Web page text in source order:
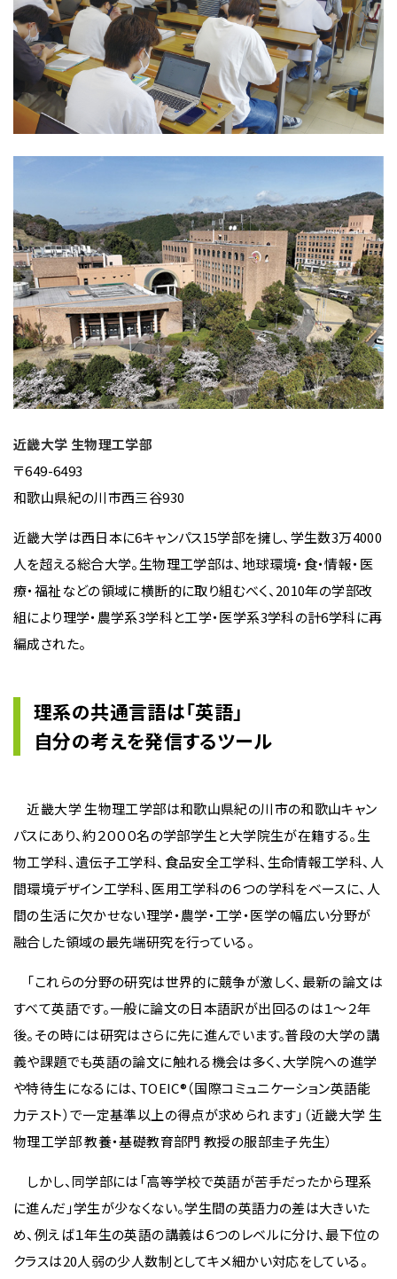
近畿大学 生物理工学部
〒649-6493
和歌山県紀の川市西三谷930
近畿大学は西日本に6キャンパス15学部を擁し、学生数3万4000
人を超える総合大学。生物理工学部は、地球環境・食・情報・医
療・福祉などの領域に横断的に取り組むべく、2010年の学部改
組により理学・農学系3学科と工学・医学系3学科の計6学科に再
編成された。
理系の共通言語は「英語」
自分の考えを発信するツール
近畿大学 生物理工学部は和歌山県紀の川市の和歌山キャン
パスにあり、約２０００名の学部学生と大学院生が在籍する。生
物工学科、遺伝子工学科、食品安全工学科、生命情報工学科、人
間環境デザイン工学科、医用工学科の６つの学科をベースに、人
間の生活に欠かせない理学・農学・工学・医学の幅広い分野が
融合した領域の最先端研究を行っている。
「これらの分野の研究は世界的に競争が激しく、最新の論文は
すべて英語です。一般に論文の日本語訳が出回るのは１～２年
後。その時には研究はさらに先に進んでいます。普段の大学の講
義や課題でも英語の論文に触れる機会は多く、大学院への進学
や特待生になるには、TOEIC®（国際コミュニケーション英語能
力テスト）で一定基準以上の得点が求められます」（近畿大学 生
物理工学部 教養・基礎教育部門 教授の服部圭子先生）
しかし、同学部には「高等学校で英語が苦手だったから理系
に進んだ」学生が少なくない。学生間の英語力の差は大きいた
め、例えば１年生の英語の講義は６つのレベルに分け、最下位の
クラスは20人弱の少人数制としてキメ細かい対応をしている。